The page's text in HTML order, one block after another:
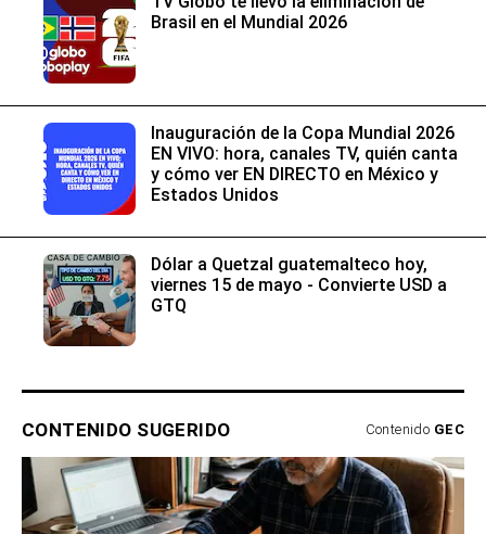
Brasil en el Mundial 2026
Inauguración de la Copa Mundial 2026
EN VIVO: hora, canales TV, quién canta
y cómo ver EN DIRECTO en México y
Estados Unidos
Dólar a Quetzal guatemalteco hoy,
viernes 15 de mayo - Convierte USD a
GTQ
CONTENIDO SUGERIDO Contenido GEC